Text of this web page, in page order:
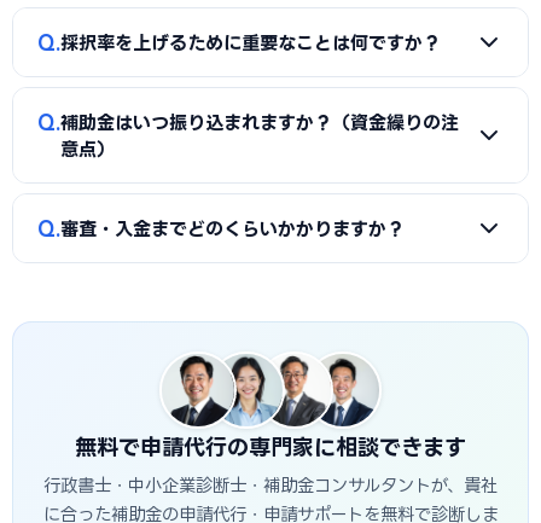
金）」のように分けることで、異なる経費項目について両方
を活用できるケースがあります。経費按分の計画は事前に専門
A
一般的に、事業計画書、見積書、決算書（直近2期分）、
類（賃上げ表明・事業継続力強化計画の認定等）も求められ
ます。申請代行ではこれらの書類整備と不備チェックを代行
し、差し戻しによる遅延を防ぎます。
Q 採択率を上げるために重要なことは何ですか？
A
①公募要領の加点項目を漏れなく満たすこと、②課題・解
決策・効果を定量的（数値）で示すこと、③事業の革新性と
市の地域特性や自社の強みを盛り込んだ計画書ほど高く評価
されます。申請代行はこの作り込みを専門的に支援します。
Q 補助金はいつ振り込まれますか？（資金繰りの注
意点）
A
補助金は原則「後払い（精算払い）」です。採択後にいっ
Q 審査・入金までどのくらいかかりますか？
決定・事業実施・実績報告を経て入金されるため、申請から
入金まで半年〜1年程度かかるのが一般的です。刈谷市独自の
補助金は予算上限に達し次第終了する場合があるため、早め
の相談・申請が有利です。
無料で申請代行の専門家に相談できます
行政書士・中小企業診断士・補助金コンサルタントが、貴社
に合った補助金の申請代行・申請サポートを無料で診断しま